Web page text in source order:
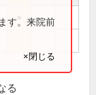
す。来院前
×閉じる
る